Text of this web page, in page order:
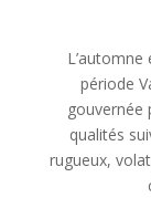
période
gouvernée
qualités
rugueux,